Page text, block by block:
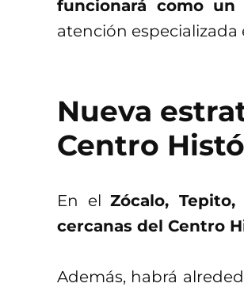
funcionará como
atención especializada
Nueva
Centro
En el Zócalo,
cercanas del Centro
Además, habrá